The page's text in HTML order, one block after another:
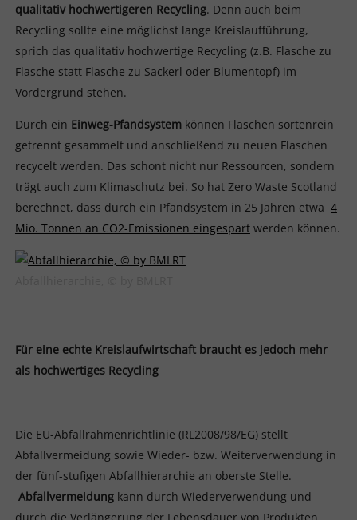
qualitativ hochwertigeren Recycling. Denn auch beim
Recycling sollte eine möglichst lange Kreislaufführung,
sprich das qualitativ hochwertige Recycling (z.B. Flasche zu
Flasche statt Flasche zu Sackerl oder Blumentopf) im
Vordergrund stehen.
Durch ein Einweg-Pfandsystemkönnen Flaschen sortenrein
getrennt gesammelt und anschließend zu neuen Flaschen
recycelt werden. Das schont nicht nur Ressourcen, sondern
trägt auch zum Klimaschutz bei. So hat Zero Waste Scotland
berechnet, dass durch ein Pfandsystem in 25 Jahren etwa 4
Mio. Tonnen an CO2-Emissionen eingespartwerden können.
Für eine echte Kreislaufwirtschaft braucht es jedoch mehr
als hochwertiges Recycling
Die EU-Abfallrahmenrichtlinie (RL2008/98/EG) stellt
Abfallvermeidung sowie Wieder- bzw. Weiterverwendung in
der fünf-stufigen Abfallhierarchie an oberste Stelle.
Abfallvermeidungkann durch Wiederverwendung und